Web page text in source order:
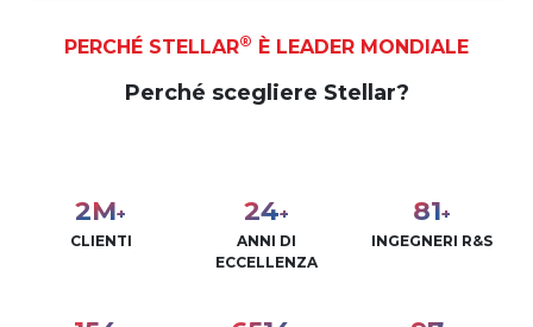
PERCHÉ STELLAR® È LEADER MONDIALE
Perché scegliere Stellar?
3M+
CLIENTI
30+
ANNI DI
ECCELLENZA
100
INGEGNERI R&S